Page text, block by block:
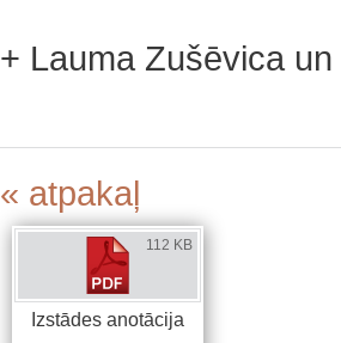
+ Lauma Zušēvica
« atpakaļ
112 KB
Izstādes anotācija